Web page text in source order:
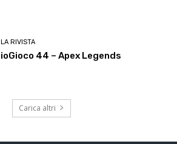
LA RIVISTA
ioGioco 44 – Apex Legends
Carica altri